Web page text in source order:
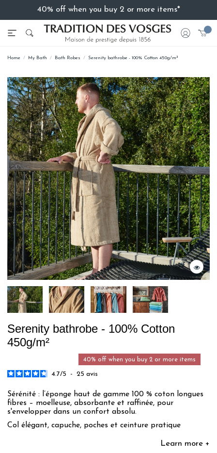
40% off when you buy 2 or more items*
Home My Bath Bath Robes Serenity bathrobe - 100% Cotton 450g/m²
Serenity bathrobe - 100% Cotton
450g/m²
40% off when you buy 2 or more items
4.7/5 - 25 avis
Sérénité : l’éponge haut de gamme 100 % coton longues
fibres – moelleuse, absorbante et raffinée, pour
s'envelopper dans un confort absolu.
Col élégant, capuche, poches et ceinture pratique
Learn more +